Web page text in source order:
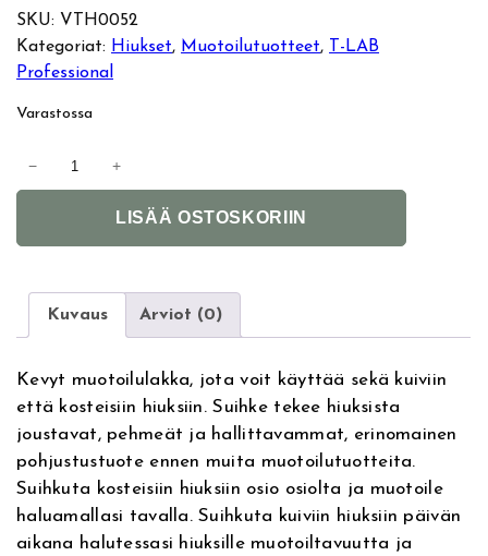
SKU: VTH0052
Kategoriat: Hiukset, Muotoilutuotteet,
T-LAB
Professional
Varastossa
r
a
l
a
n
c
e
H
− +
LISÄÄ OSTOSKORIIN
n
t
v
e
:
Kuvaus Arviot (0)
Kevyt muotoilulakka, jota voit käyttää sekä kuiviin
että kosteisiin hiuksiin. Suihke tekee hiuksista
joustavat, pehmeät ja hallittavammat, erinomainen
pohjustustuote ennen muita muotoilutuotteita.
Suihkuta kosteisiin hiuksiin osio osiolta ja muotoile
haluamallasi tavalla. Suihkuta kuiviin hiuksiin päivän
aikana halutessasi hiuksille muotoiltavuutta ja